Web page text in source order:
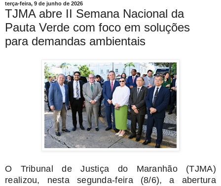
terça-feira, 9 de junho de 2026
TJMA abre II Semana Nacional da
Pauta Verde com foco em soluções
para demandas ambientais
O Tribunal de Justiça do Maranhão (TJMA)
realizou, nesta segunda-feira (8/6), a abertura